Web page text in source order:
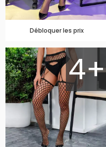
Débloquer les prix
4+